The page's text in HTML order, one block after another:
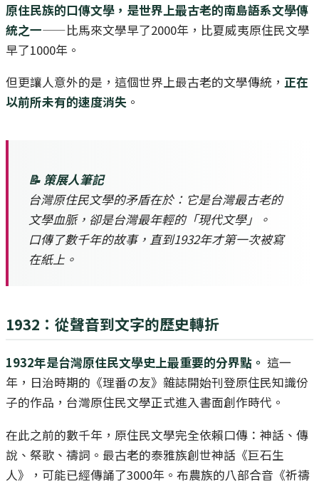
原住民族的口傳文學，是世界上最古老的南島語系文學傳
統之一——比馬來文學早了2000年，比夏威夷原住民文學
早了1000年。
但更讓人意外的是，這個世界上最古老的文學傳統， 正在
以前所未有的速度消失 。
📝 策展人筆記
台灣原住民文學的矛盾在於：它是台灣最古老的
文學血脈，卻是台灣最年輕的「現代文學」。
口傳了數千年的故事，直到1932年才第一次被寫
在紙上。
1932：從聲音到文字的歷史轉折
1932年是台灣原住民文學史上最重要的分界點。 這一
年，日治時期的《理番の友》雜誌開始刊登原住民知識份
子的作品，台灣原住民文學正式進入書面創作時代。
在此之前的數千年，原住民文學完全依賴口傳：神話、傳
說、祭歌、禱詞。最古老的泰雅族創世神話《巨石生
人》，可能已經傳誦了3000年。布農族的八部合音《祈禱